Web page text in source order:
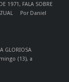
1971, FALA SOBRE
ATUAL Por Daniel
GLORIOSA
(13), a